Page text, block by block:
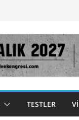
TESTLER